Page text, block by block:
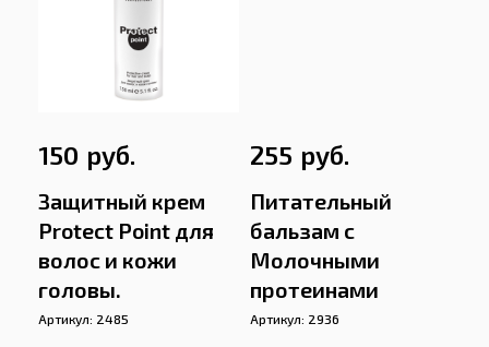
150 руб.
Защитный крем
Protect Point для
волос и кожи
головы.
Артикул: 2485
255 руб.
Питательный
бальзам с
Молочными
протеинами
Артикул: 2936